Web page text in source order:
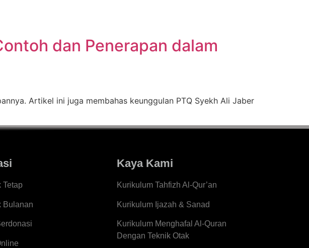
dan Penerapan dalam
Artikel ini juga membahas keunggulan PTQ Syekh Ali Jaber
Tetap
Bulanan
Kaya Kami
Kurikulum Tahfizh Al-Qur’an
Kurikulum Ijazah & Sanad
Kurikulum Menghafal Al-Quran
Dengan Teknik Otak